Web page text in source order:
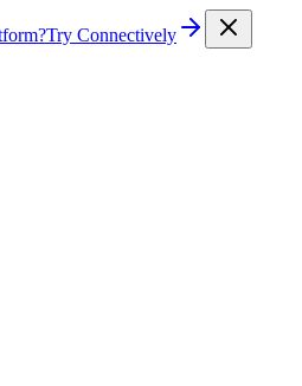
Try Connectively